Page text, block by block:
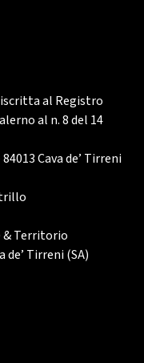
al Registro
al n. 8 del 14
Cava de’ Tirreni
& Territorio
de’ Tirreni (SA)